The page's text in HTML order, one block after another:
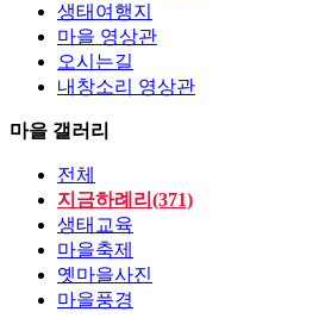
생태여행지
마을 영상관
오시는길
내창소리 영상관
마을 갤러리
전체
지금하례리(371)
생태교육
마을축제
옛마을사진
마을풍경